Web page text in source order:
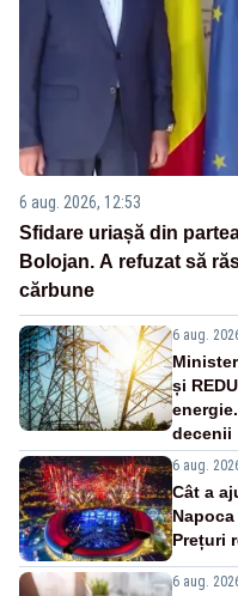
6 aug. 2026, 12:53
Sfidare uriașă din
Bolojan. A refuzat să
cărbune
6 aug.
și
decenii
6 aug.
Cât a
Prețuri
6 aug.